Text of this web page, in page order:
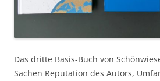
Das dritte Basis-Buch von
Sachen Reputation des Autors,